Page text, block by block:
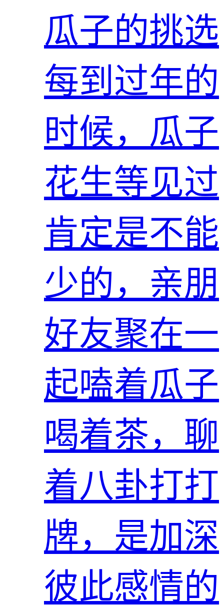
瓜子的挑选
每到过年的
时候，瓜子
花生等见过
肯定是不能
少的，亲朋
好友聚在一
起嗑着瓜子
喝着茶，聊
着八卦打打
牌，是加深
彼此感情的